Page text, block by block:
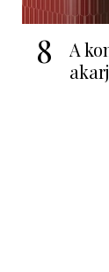
8
A